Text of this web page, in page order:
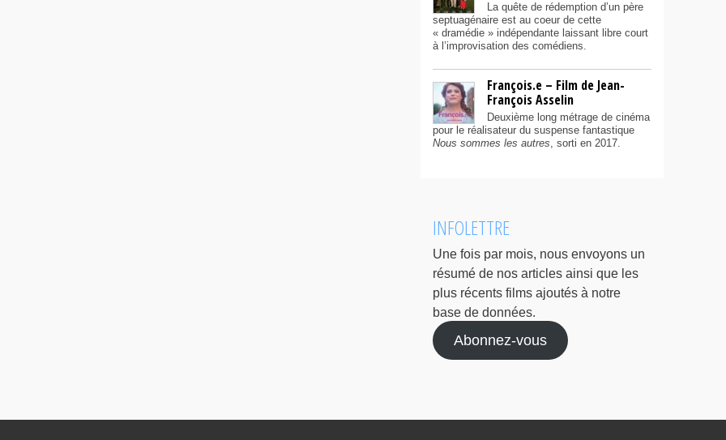
La quête de rédemption d’un père
septuagénaire est au coeur de cette
« dramédie » indépendante laissant libre court
à l’improvisation des comédiens.
François.e – Film de Jean-
François Asselin
Deuxième long métrage de cinéma
pour le réalisateur du suspense fantastique
Nous sommes les autres, sorti en 2017.
INFOLETTRE
Une fois par mois, nous envoyons un
résumé de nos articles ainsi que les
plus récents films ajoutés à notre
base de données.
Abonnez-vous